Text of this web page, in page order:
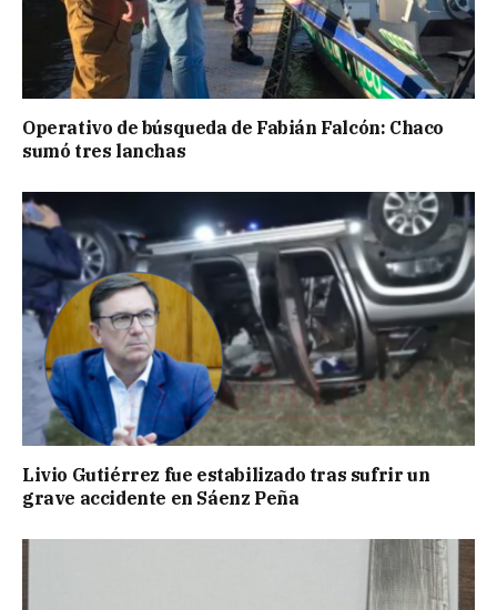
Operativo de búsqueda de Fabián Falcón: Chaco
sumó tres lanchas
Livio Gutiérrez fue estabilizado tras sufrir un
grave accidente en Sáenz Peña